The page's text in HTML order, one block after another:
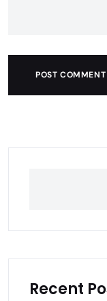
POST COMMENT
Recent